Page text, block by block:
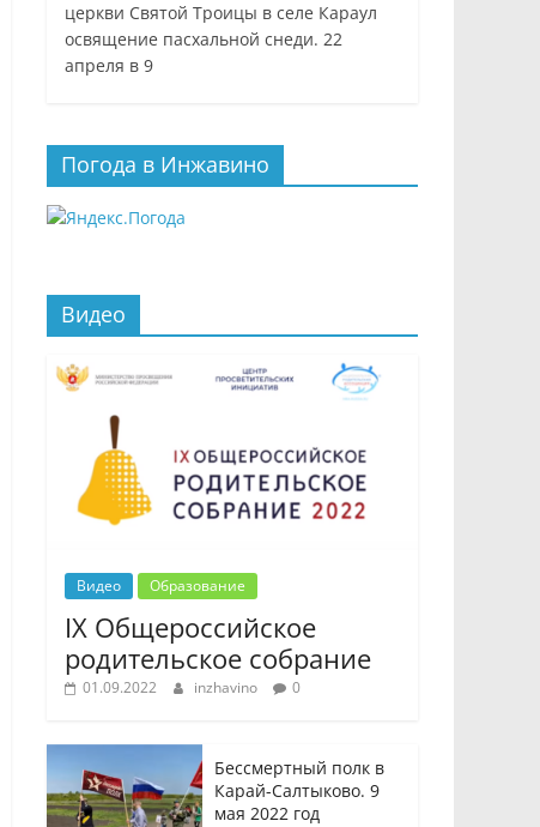
церкви Святой Троицы в селе Караул
освящение пасхальной снеди. 22
апреля в 9
Погода в Инжавино
Видео
Видео Образование
IX Общероссийское
родительское собрание
01.09.2022 inzhavino 0
Бессмертный полк в
Карай-Салтыково. 9
мая 2022 год